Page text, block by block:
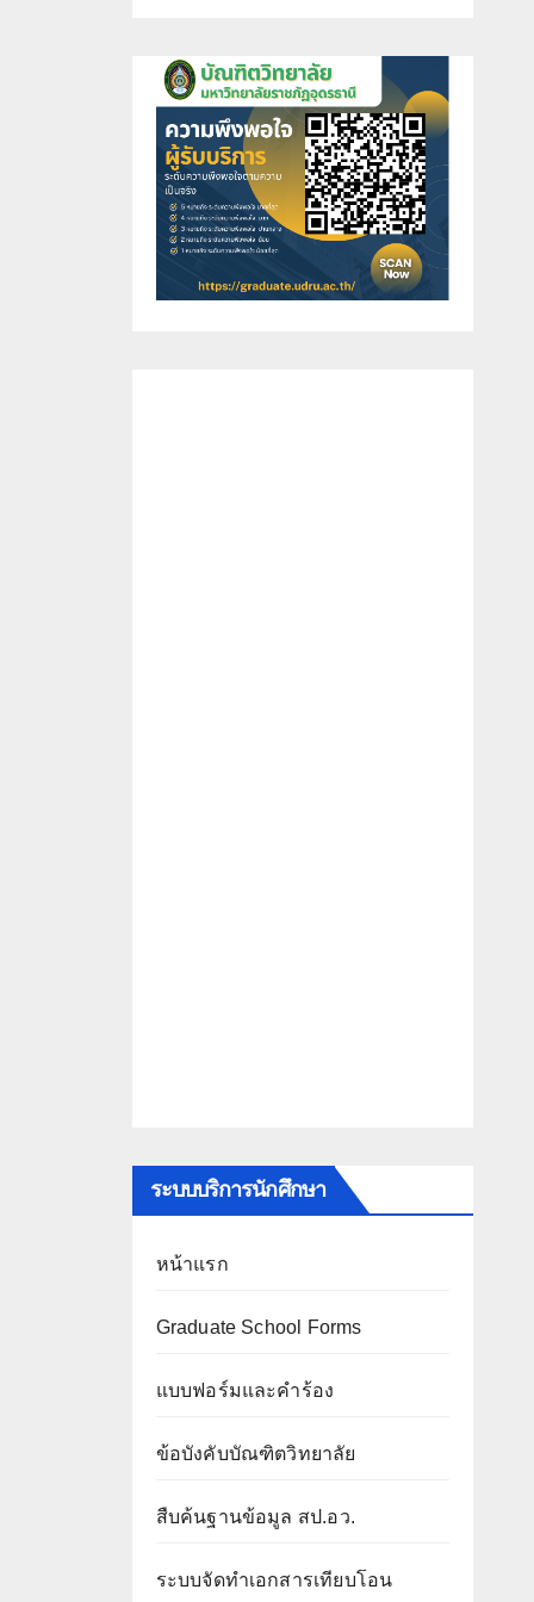
ระบบบริการนักศึกษา
หน้าแรก
Graduate School Forms
แบบฟอร์มและคำร้อง
ข้อบังคับบัณฑิตวิทยาลัย
สืบค้นฐานข้อมูล สป.อว.
ระบบจัดทำเอกสารเทียบโอน